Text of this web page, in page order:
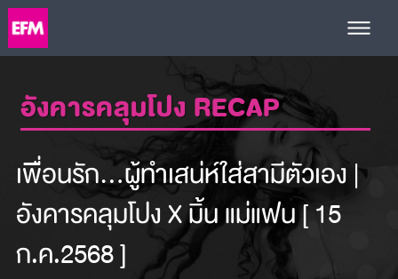
อังคารคลุมโปง RECAP
เพื่อนรัก…ผู้ทำเสน่ห์ใส่สามีตัวเอง |
อังคารคลุมโปง X มิ้น แม่แฟน [ 15
ก.ค.2568 ]